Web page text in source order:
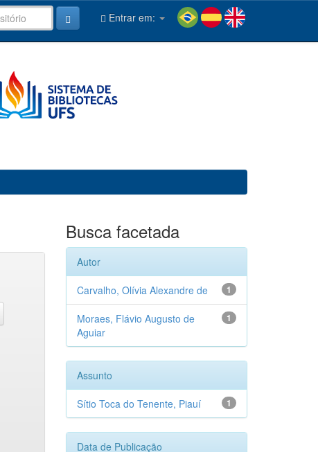
Entrar em:
Busca facetada
Autor
1
Carvalho, Olívia Alexandre de
1
Moraes, Flávio Augusto de
Aguiar
Assunto
1
Sítio Toca do Tenente, Piauí
Data de Publicação